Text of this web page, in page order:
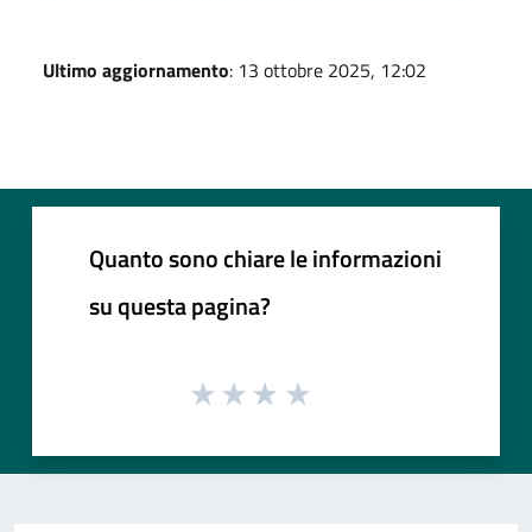
Ultimo aggiornamento: 13 ottobre 2025, 12:02
Quanto sono chiare le informazioni
su questa pagina?